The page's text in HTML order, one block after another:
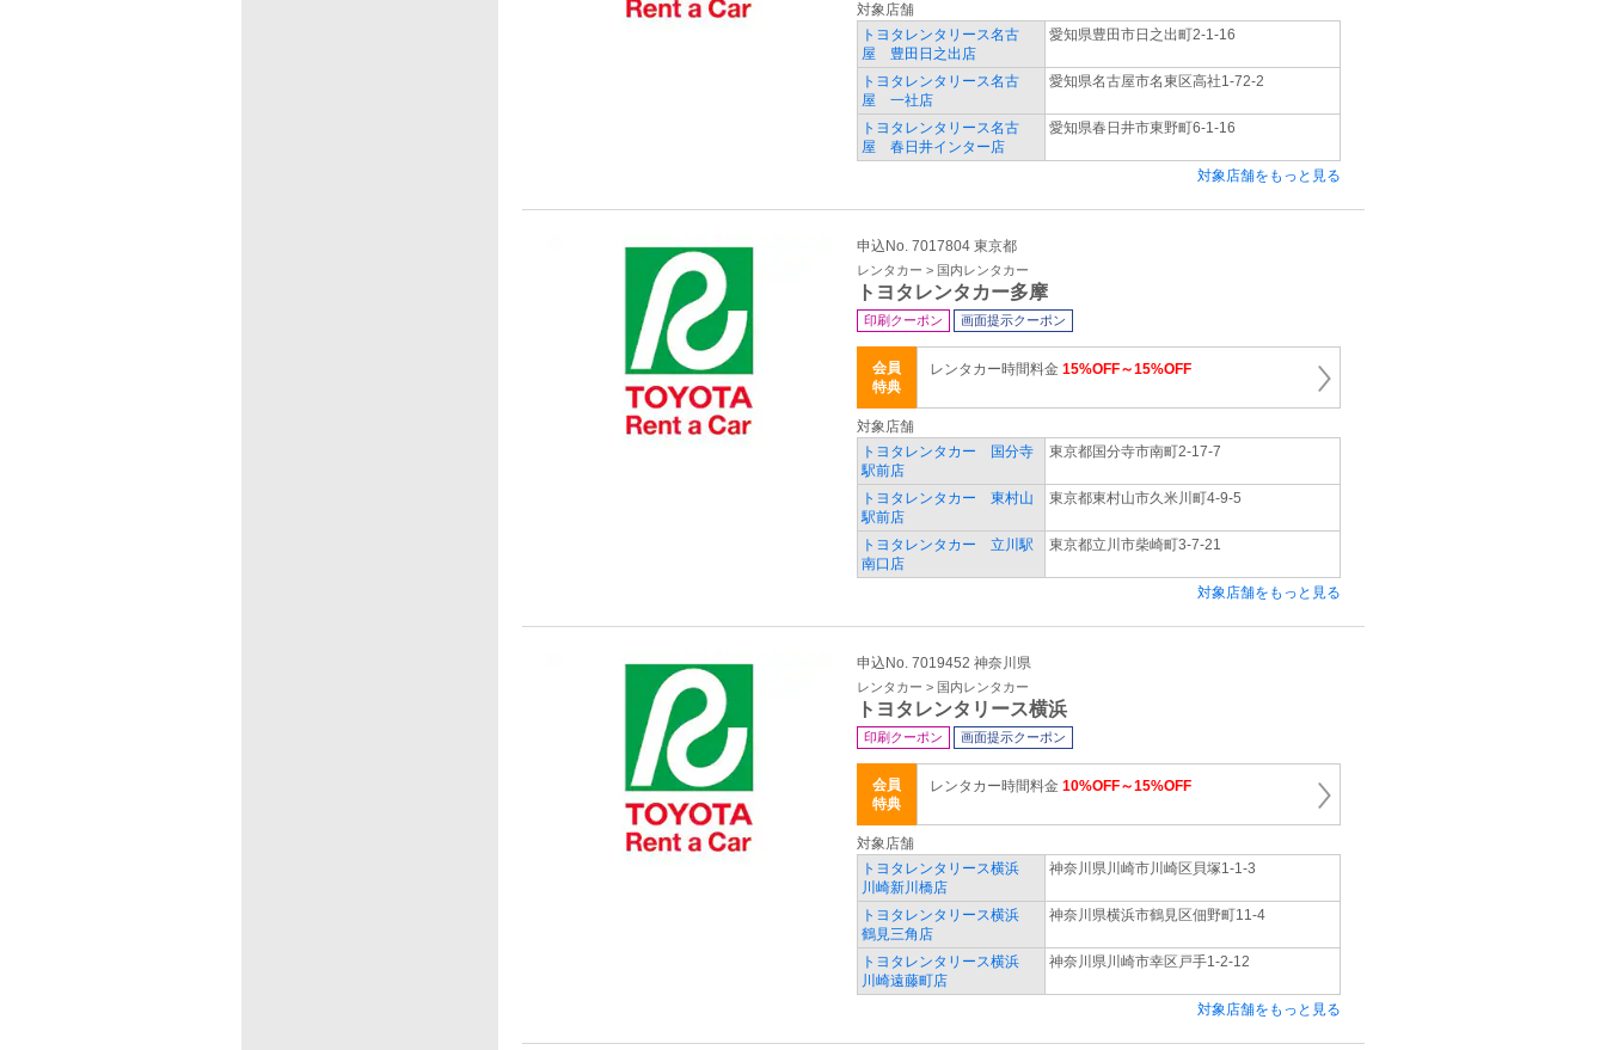
対象店舗
トヨタレンタリース名古
屋 豊田日之出店
愛知県豊田市日之出町2‐1‐16
トヨタレンタリース名古
屋 一社店
愛知県名古屋市名東区高社1‐72‐2
トヨタレンタリース名古
屋 春日井インター店
愛知県春日井市東野町6‐1‐16
対象店舗をもっと見る
申込No. 7017804 東京都
レンタカー > 国内レンタカー
トヨタレンタカー多摩
印刷クーポン 画面提示クーポン
会員
特典
レンタカー時間料金 15%OFF～15%OFF
対象店舗
トヨタレンタカー 国分寺
駅前店
東京都国分寺市南町2-17-7
トヨタレンタカー 東村山
駅前店
東京都東村山市久米川町4-9-5
トヨタレンタカー 立川駅
南口店
東京都立川市柴崎町3-7-21
対象店舗をもっと見る
申込No. 7019452 神奈川県
レンタカー > 国内レンタカー
トヨタレンタリース横浜
印刷クーポン 画面提示クーポン
会員
特典
レンタカー時間料金 10%OFF～15%OFF
対象店舗
トヨタレンタリース横浜
川崎新川橋店
神奈川県川崎市川崎区貝塚1‐1‐3
トヨタレンタリース横浜
鶴見三角店
神奈川県横浜市鶴見区佃野町11‐4
トヨタレンタリース横浜
川崎遠藤町店
神奈川県川崎市幸区戸手1‐2‐12
対象店舗をもっと見る